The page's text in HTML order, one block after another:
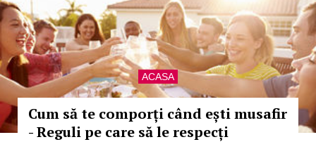
ACASA
Cum să te comporți când ești musafir
- Reguli pe care să le respecți